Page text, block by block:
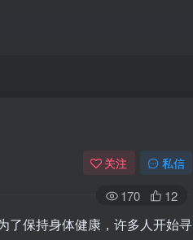
关注 私信
170 12
了保持身体健康，许多人开始寻